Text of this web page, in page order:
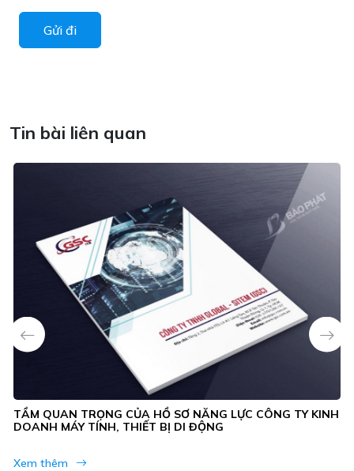
Tin bài liên quan
TẦM QUAN TRỌNG CỦA HỒ SƠ NĂNG LỰC CÔNG TY KINH
DOANH MÁY TÍNH, THIẾT BỊ DI ĐỘNG
Xem thêm